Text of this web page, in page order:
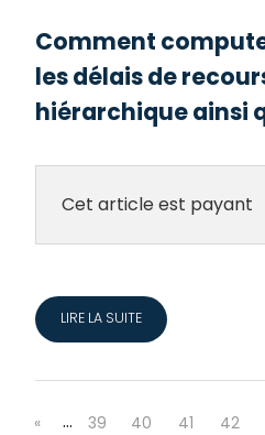
Comment
les délais de
hiérarchique ainsi
Cet article est payant
LIRE LA SUITE
« … 39 40 41 42